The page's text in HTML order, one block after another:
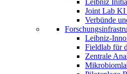
Leibniz
Joint Lab
Verbünde
Leibniz-
Fieldlab für
Zentrale